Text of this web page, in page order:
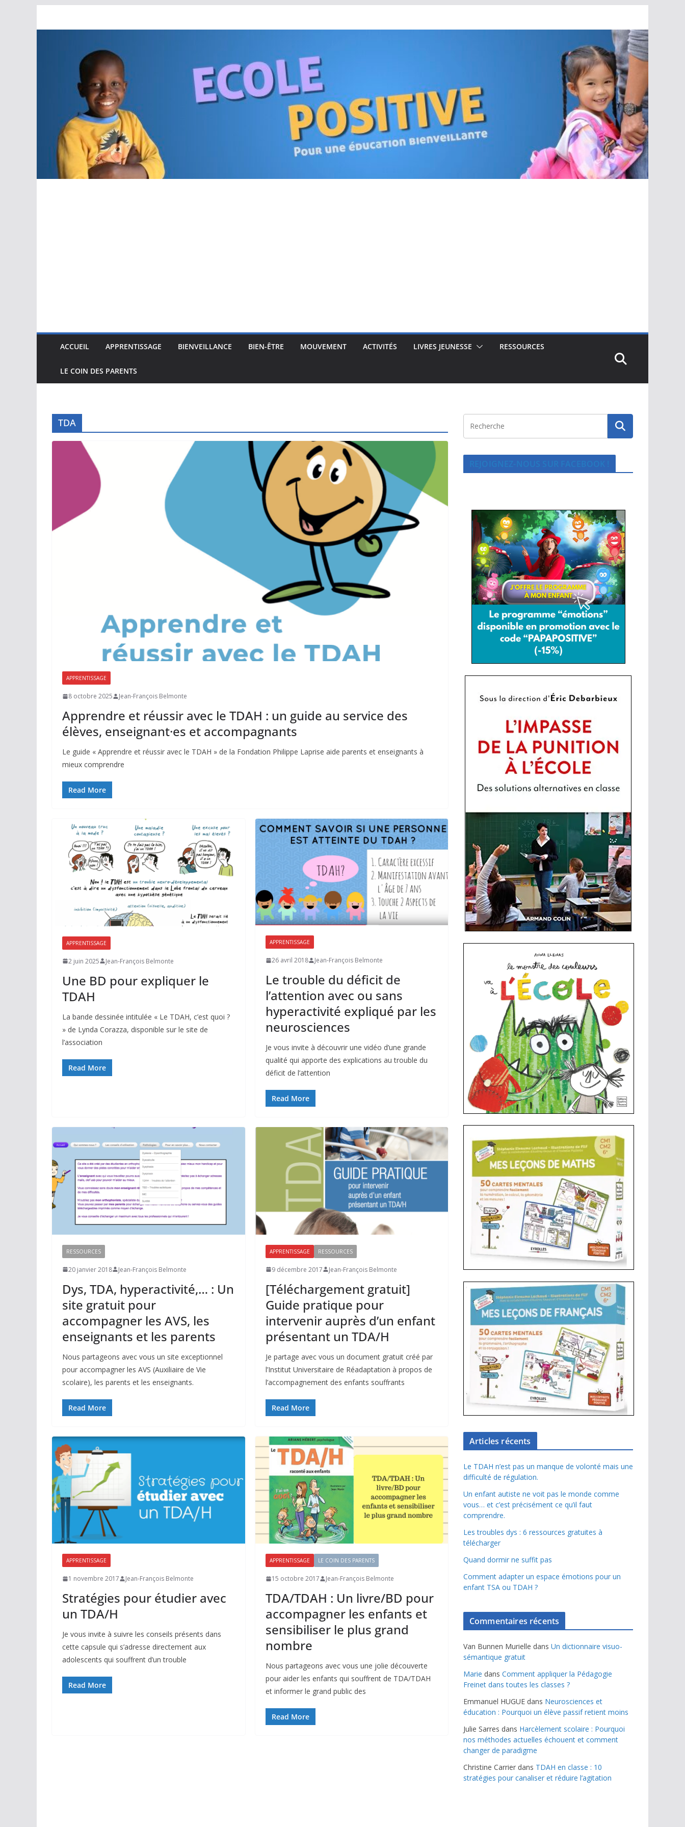
ACCUEIL APPRENTISSAGE BIENVEILLANCE BIEN-ÊTRE MOUVEMENT ACTIVITÉS LIVRES JEUNESSE RESSOURCES
LE COIN DES PARENTS
TDA
APPRENTISSAGE
8 octobre 2025 Jean-François Belmonte
Apprendre et réussir avec le TDAH : un guide au service des
élèves, enseignant·es et accompagnants
Le guide « Apprendre et réussir avec le TDAH » de la Fondation Philippe Laprise aide parents et enseignants à
mieux comprendre
Read More
APPRENTISSAGE
2 juin 2025 Jean-François Belmonte
Une BD pour expliquer le
TDAH
La bande dessinée intitulée « Le TDAH, c’est quoi ?
» de Lynda Corazza, disponible sur le site de
l’association
Read More
APPRENTISSAGE
26 avril 2018 Jean-François Belmonte
Le trouble du déficit de
l’attention avec ou sans
hyperactivité expliqué par les
neurosciences
Je vous invite à découvrir une vidéo d’une grande
qualité qui apporte des explications au trouble du
déficit de l’attention
Read More
RESSOURCES
20 janvier 2018 Jean-François Belmonte
Dys, TDA, hyperactivité,… : Un
site gratuit pour
accompagner les AVS, les
enseignants et les parents
Nous partageons avec vous un site exceptionnel
pour accompagner les AVS (Auxiliaire de Vie
scolaire), les parents et les enseignants.
Read More
APPRENTISSAGE RESSOURCES
9 décembre 2017 Jean-François Belmonte
[Téléchargement gratuit]
Guide pratique pour
intervenir auprès d’un enfant
présentant un TDA/H
Je partage avec vous un document gratuit créé par
l’Institut Universitaire de Réadaptation à propos de
l’accompagnement des enfants souffrants
Read More
APPRENTISSAGE
1 novembre 2017 Jean-François Belmonte
Stratégies pour étudier avec
un TDA/H
Je vous invite à suivre les conseils présents dans
cette capsule qui s’adresse directement aux
adolescents qui souffrent d’un trouble
Read More
APPRENTISSAGE LE COIN DES PARENTS
15 octobre 2017 Jean-François Belmonte
TDA/TDAH : Un livre/BD pour
accompagner les enfants et
sensibiliser le plus grand
nombre
Nous partageons avec vous une jolie découverte
pour aider les enfants qui souffrent de TDA/TDAH
et informer le grand public des
Read More
REJOIGNEZ-NOUS SUR FACEBOOK !
Articles récents
Le TDAH n’est pas un manque de volonté mais une
difficulté de régulation.
Un enfant autiste ne voit pas le monde comme
vous… et c’est précisément ce qu’il faut
comprendre.
Les troubles dys : 6 ressources gratuites à
télécharger
Quand dormir ne suffit pas
Comment adapter un espace émotions pour un
enfant TSA ou TDAH ?
Commentaires récents
Van Bunnen Murielle dans Un dictionnaire visuo-
sémantique gratuit
Marie dans Comment appliquer la Pédagogie
Freinet dans toutes les classes ?
Emmanuel HUGUE dans Neurosciences et
éducation : Pourquoi un élève passif retient moins
Julie Sarres dans Harcèlement scolaire : Pourquoi
nos méthodes actuelles échouent et comment
changer de paradigme
Christine Carrier dans TDAH en classe : 10
stratégies pour canaliser et réduire l’agitation